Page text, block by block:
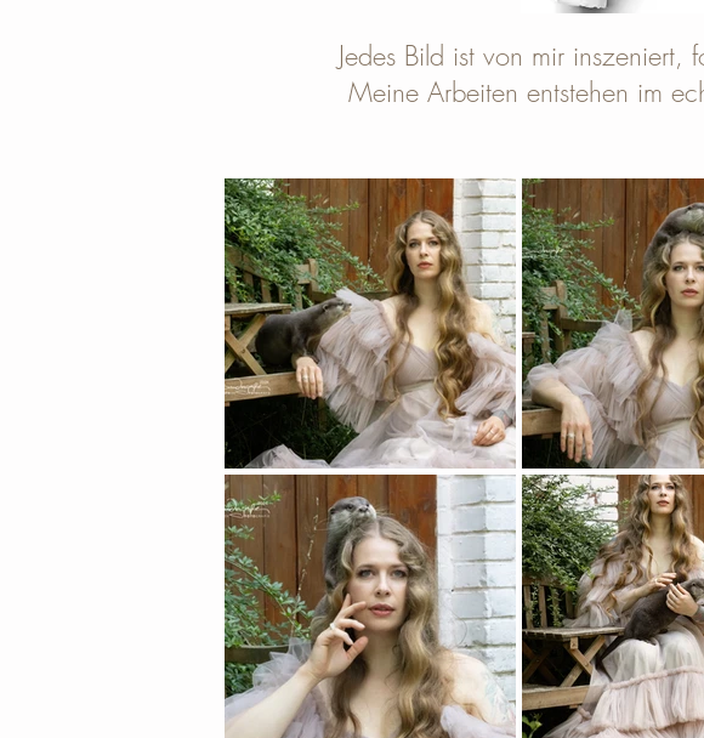
Jedes Bild ist von mir inszeniert,
Meine Arbeiten entstehen im